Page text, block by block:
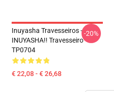
Inuyasha Travesseiros -
INUYASHA!! Travesseiro
TP0704
€ 22,08 - € 26,68
-20%